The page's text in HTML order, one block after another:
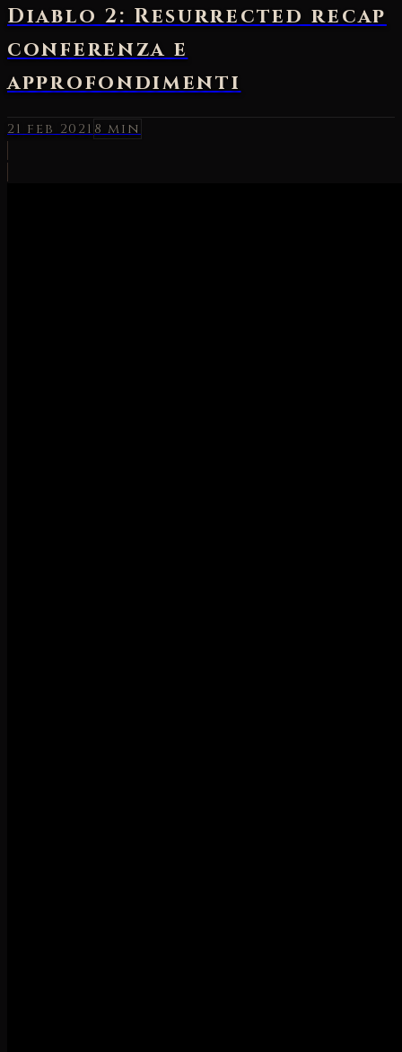
Diablo 2: Resurrected recap
conferenza e
approfondimenti
21 feb 2021 8 min